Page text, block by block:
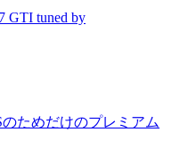
GTI tuned by
ためだけのプレミアム